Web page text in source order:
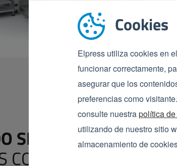
Cookies
Elpress utiliza cookies en
funcionar correctamente,
asegurar que los
preferencias como
consulte nuestrapolítica
utilizando de nuestro sitio
almacenamiento de
SIMULTÁNEODE
CONTENEDORES DE